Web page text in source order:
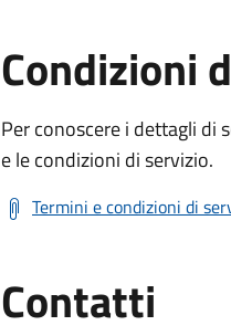
Condizioni
Per conoscere i dettagli di
e le condizioni di servizio.
Termini e condizioni di
Contatti